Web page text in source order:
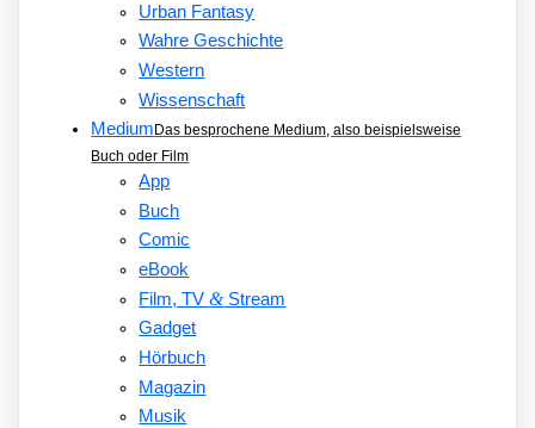
Urban Fantasy
Wahre Geschichte
Western
Wissenschaft
Medium Das besprochene Medium, also beispielsweise
Buch oder Film
App
Buch
Comic
eBook
Film, TV&Stream
Gadget
Hörbuch
Magazin
Musik